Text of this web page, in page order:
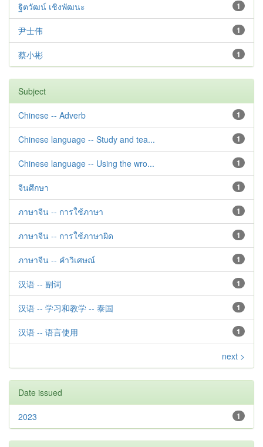
1
ฐิตวัฒน์ เชิงพัฒนะ
1
尹士伟
1
蔡小彬
Subject
1
Chinese -- Adverb
1
Chinese language -- Study and tea...
1
Chinese language -- Using the wro...
1
จีนศึกษา
1
ภาษาจีน -- การใช้ภาษา
1
ภาษาจีน -- การใช้ภาษาผิด
1
ภาษาจีน -- คำวิเศษณ์
1
汉语 -- 副词
1
汉语 -- 学习和教学 -- 泰国
1
汉语 -- 语言使用
next >
Date issued
1
2023